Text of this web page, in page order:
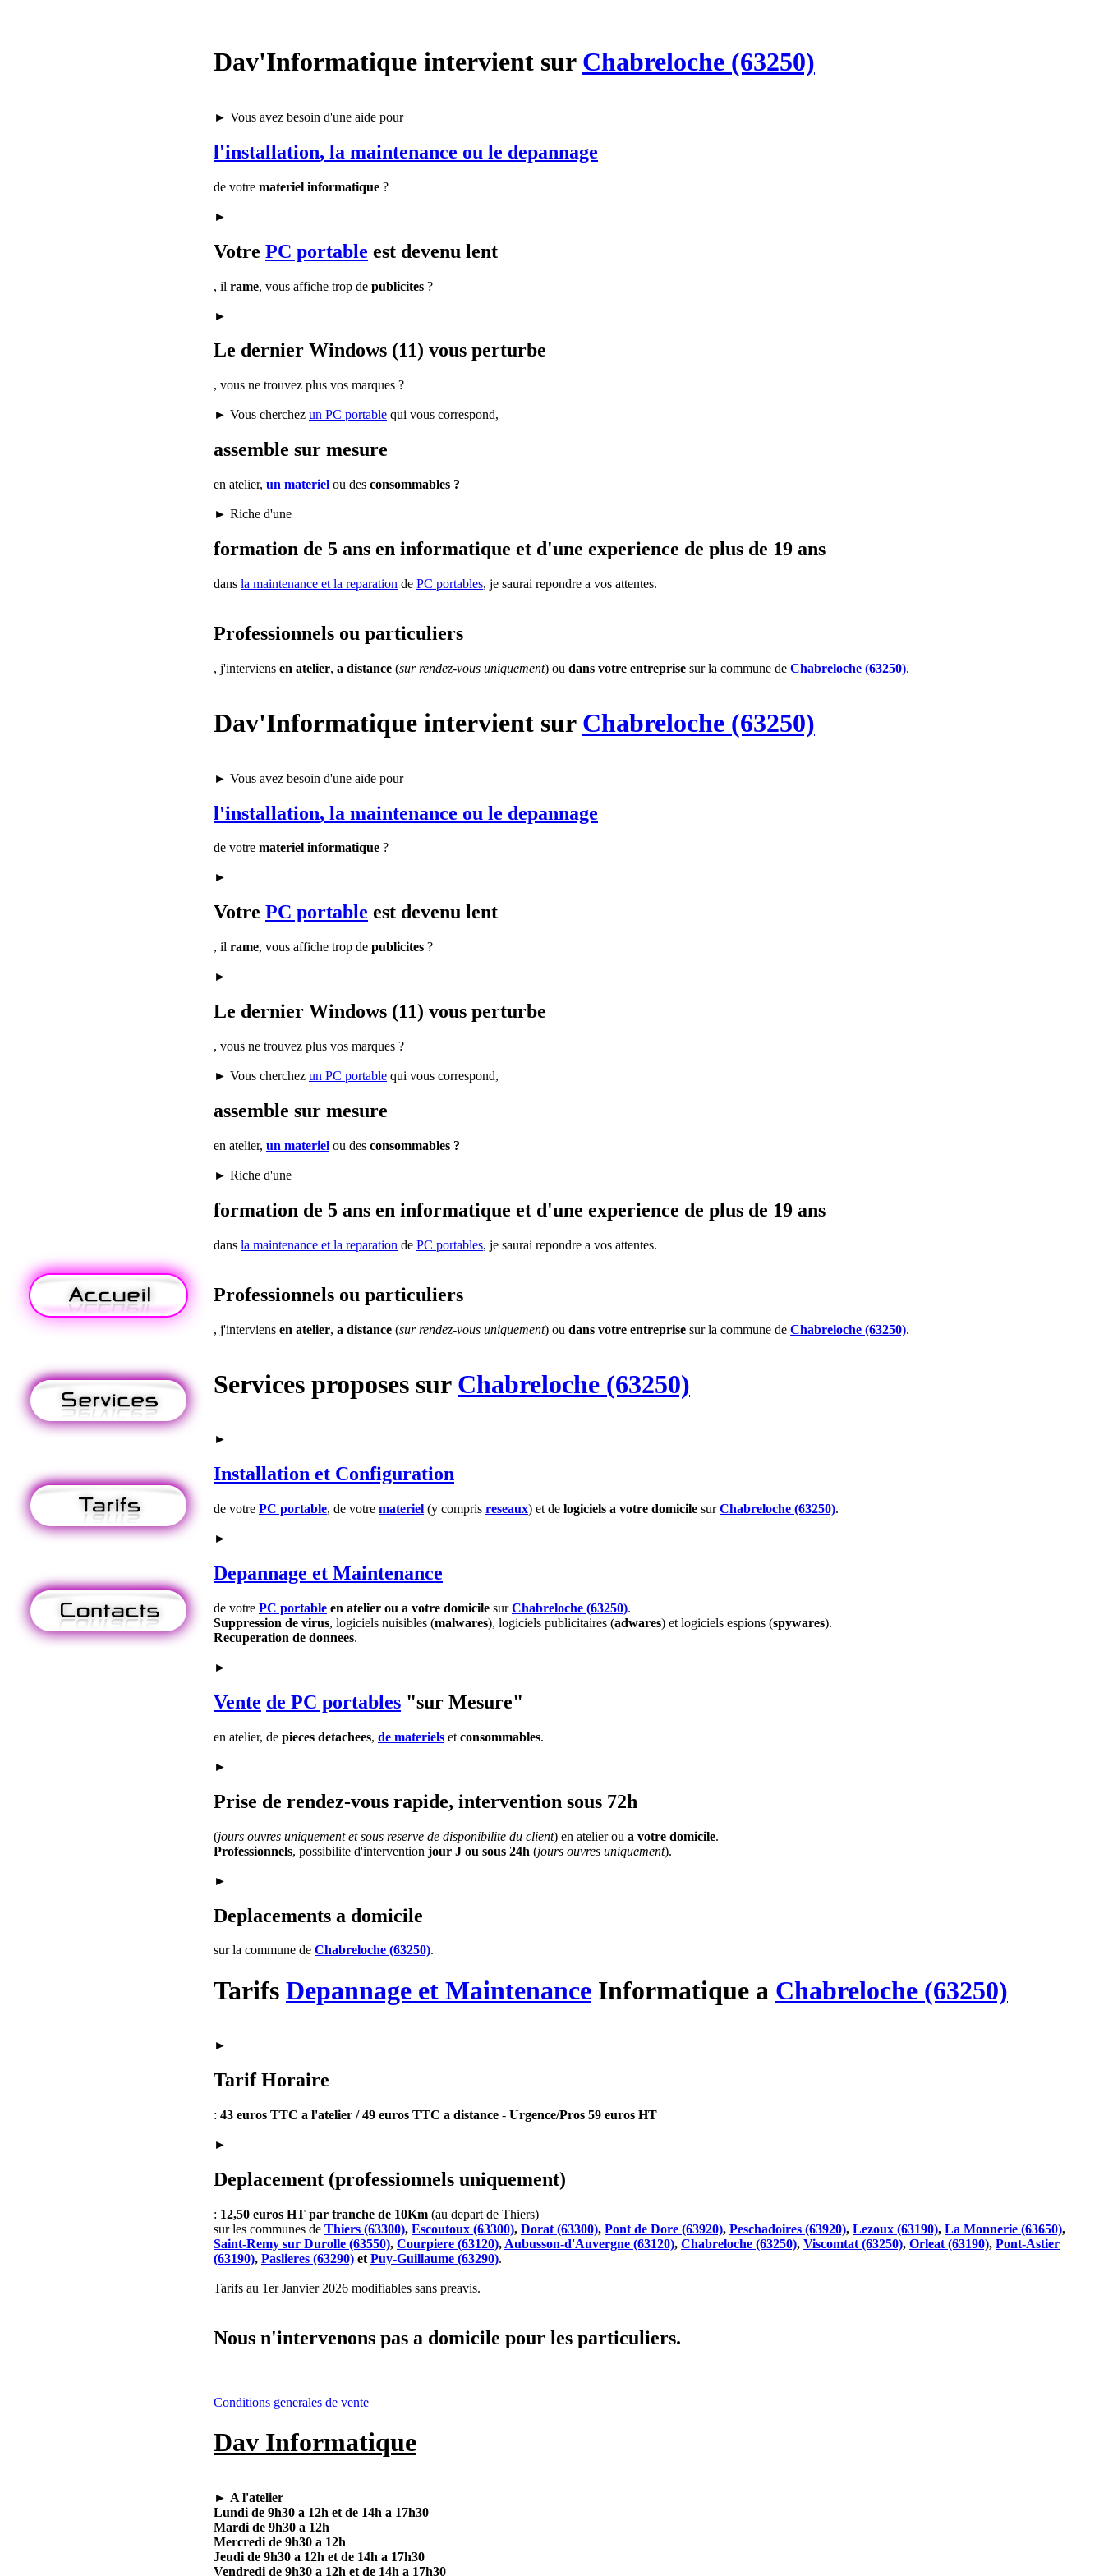
Dav'Informatique intervient sur Chabreloche (63250)
► Vous avez besoin d'une aide pour
l'installation, la maintenance ou le depannage
de votre materiel informatique ?
►
Votre PC portable est devenu lent
, il rame, vous affiche trop de publicites ?
►
Le dernier Windows (11) vous perturbe
, vous ne trouvez plus vos marques ?
► Vous cherchez un PC portable qui vous correspond,
assemble sur mesure
en atelier, un materiel ou des consommables ?
► Riche d'une
formation de 5 ans en informatique et d'une experience de plus de 19 ans
dans la maintenance et la reparation de PC portables, je saurai repondre a vos attentes.
Professionnels ou particuliers
, j'interviens en atelier, a distance (sur rendez-vous uniquement) ou dans votre entreprise sur la commune de Chabreloche (63250).
Dav'Informatique intervient sur Chabreloche (63250)
► Vous avez besoin d'une aide pour
l'installation, la maintenance ou le depannage
de votre materiel informatique ?
►
Votre PC portable est devenu lent
, il rame, vous affiche trop de publicites ?
►
Le dernier Windows (11) vous perturbe
, vous ne trouvez plus vos marques ?
► Vous cherchez un PC portable qui vous correspond,
assemble sur mesure
en atelier, un materiel ou des consommables ?
► Riche d'une
formation de 5 ans en informatique et d'une experience de plus de 19 ans
dans la maintenance et la reparation de PC portables, je saurai repondre a vos attentes.
Professionnels ou particuliers
, j'interviens en atelier, a distance (sur rendez-vous uniquement) ou dans votre entreprise sur la commune de Chabreloche (63250).
Services proposes sur Chabreloche (63250)
►
Installation et Configuration
de votre PC portable, de votre materiel (y compris reseaux) et de logiciels a votre domicile surChabreloche (63250).
►
Depannage et Maintenance
de votre PC portable en atelier ou a votre domicile surChabreloche (63250).
Suppression de virus, logiciels nuisibles (malwares), logiciels publicitaires (adwares) et logiciels espions (spywares).
Recuperation de donnees.
►
Vente de PC portables "sur Mesure"
en atelier, de pieces detachees, de materiels et consommables.
►
Prise de rendez-vous rapide, intervention sous 72h
(jours ouvres uniquement et sous reserve de disponibilite du client) en atelier ou a votre domicile.
Professionnels, possibilite d'intervention jour J ou sous 24h (jours ouvres uniquement).
►
Deplacements a domicile
sur la commune de Chabreloche (63250).
Tarifs Depannage et Maintenance Informatique a Chabreloche (63250)
►
Tarif Horaire
: 43 euros TTC a l'atelier / 49 euros TTC a distance - Urgence/Pros 59 euros HT
►
Deplacement (professionnels uniquement)
: 12,50 euros HT par tranche de 10Km (au depart de Thiers)
sur les communes de Thiers (63300), Escoutoux (63300), Dorat (63300), Pont de Dore (63920), Peschadoires (63920), Lezoux (63190), La Monnerie (63650),
Saint-Remy sur Durolle (63550), Courpiere (63120), Aubusson-d'Auvergne (63120), Chabreloche (63250), Viscomtat (63250), Orleat (63190), Pont-Astier
(63190), Paslieres (63290) et Puy-Guillaume (63290).
Tarifs au 1er Janvier 2026 modifiables sans preavis.
Nous n'intervenons pas a domicile pour les particuliers.
Conditions generales de vente
Dav Informatique
► A l'atelier
Lundi de 9h30 a 12h et de 14h a 17h30
Mardi de 9h30 a 12h
Mercredi de 9h30 a 12h
Jeudi de 9h30 a 12h et de 14h a 17h30
Vendredi de 9h30 a 12h et de 14h a 17h30